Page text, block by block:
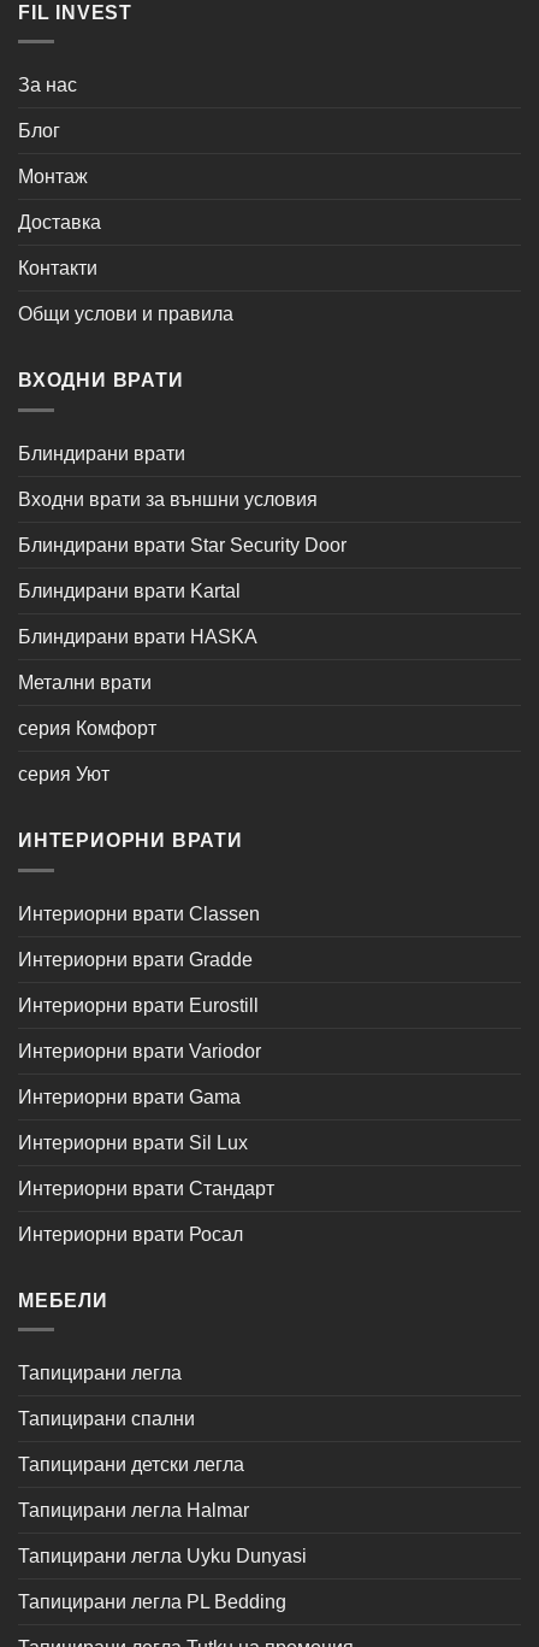
FIL INVEST
За нас
Блог
Монтаж
Доставка
Контакти
Общи услови и правила
ВХОДНИ ВРАТИ
Блиндирани врати
Входни врати за външни условия
Блиндирани врати Star Security Door
Блиндирани врати Kartal
Блиндирани врати HASKA
Метални врати
серия Комфорт
серия Уют
ИНТЕРИОРНИ ВРАТИ
Интериорни врати Classen
Интериорни врати Gradde
Интериорни врати Eurostill
Интериорни врати Variodor
Интериорни врати Gama
Интериорни врати Sil Lux
Интериорни врати Стандарт
Интериорни врати Росал
МЕБЕЛИ
Тапицирани легла
Тапицирани спални
Тапицирани детски легла
Тапицирани легла Halmar
Тапицирани легла Uyku Dunyasi
Тапицирани легла PL Bedding